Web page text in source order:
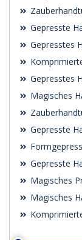
Gepresste
Gepresstes
Gepresstes
Magisches
Gepresste
Gepresste
Magisches
Magisches